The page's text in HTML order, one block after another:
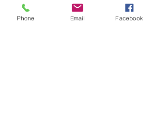
Phone Email Facebook